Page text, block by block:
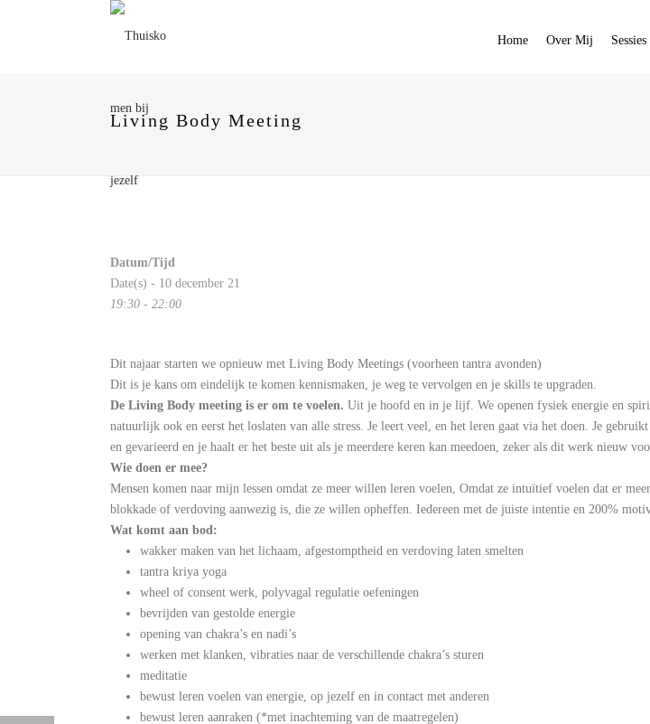
Home Over Mij Sessies
Living Body Meeting
Datum/Tijd
Date(s) - 10 december 21
19:30 - 22:00
Dit najaar starten we opnieuw met Living Body Meetings (voorheen tantra avonden)
Dit is je kans om eindelijk te komen kennismaken, je weg te vervolgen en je skills te upgraden.
De Living Body meeting is er om te voelen. Uit je hoofd en in je lijf. We openen fysiek energie en
natuurlijk ook en eerst het loslaten van alle stress. Je leert veel, en het leren gaat via het doen. Je
en gevarieerd en je haalt er het beste uit als je meerdere keren kan meedoen, zeker als dit werk nieuw
Wie doen er mee?
Mensen komen naar mijn lessen omdat ze meer willen leren voelen, Omdat ze intuïtief voelen dat er
blokkade of verdoving aanwezig is, die ze willen opheffen. Iedereen met de juiste intentie en 200%
Wat komt aan bod:
wakker maken van het lichaam, afgestomptheid en verdoving laten smelten
tantra kriya yoga
wheel of consent werk, polyvagal regulatie oefeningen
bevrijden van gestolde energie
opening van chakra’s en nadi’s
werken met klanken, vibraties naar de verschillende chakra’s sturen
meditatie
bewust leren voelen van energie, op jezelf en in contact met anderen
bewust leren aanraken (*met inachteming van de maatregelen)